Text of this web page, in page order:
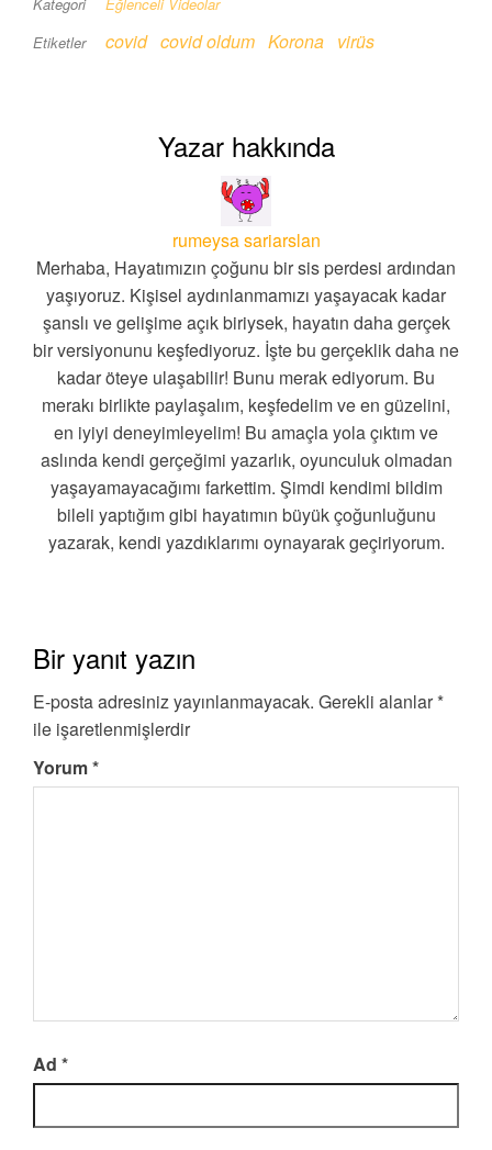
Kategori
Eğlenceli Videolar
Etiketler
covid covid oldum Korona virüs
Yazar hakkında
rumeysa sariarslan
Merhaba, Hayatımızın çoğunu bir sis perdesi ardından
yaşıyoruz. Kişisel aydınlanmamızı yaşayacak kadar
şanslı ve gelişime açık biriysek, hayatın daha gerçek
bir versiyonunu keşfediyoruz. İşte bu gerçeklik daha ne
kadar öteye ulaşabilir! Bunu merak ediyorum. Bu
merakı birlikte paylaşalım, keşfedelim ve en güzelini,
en iyiyi deneyimleyelim! Bu amaçla yola çıktım ve
aslında kendi gerçeğimi yazarlık, oyunculuk olmadan
yaşayamayacağımı farkettim. Şimdi kendimi bildim
bileli yaptığım gibi hayatımın büyük çoğunluğunu
yazarak, kendi yazdıklarımı oynayarak geçiriyorum.
Bir yanıt yazın
E-posta adresiniz yayınlanmayacak. Gerekli alanlar *
ile işaretlenmişlerdir
Yorum*
Ad *